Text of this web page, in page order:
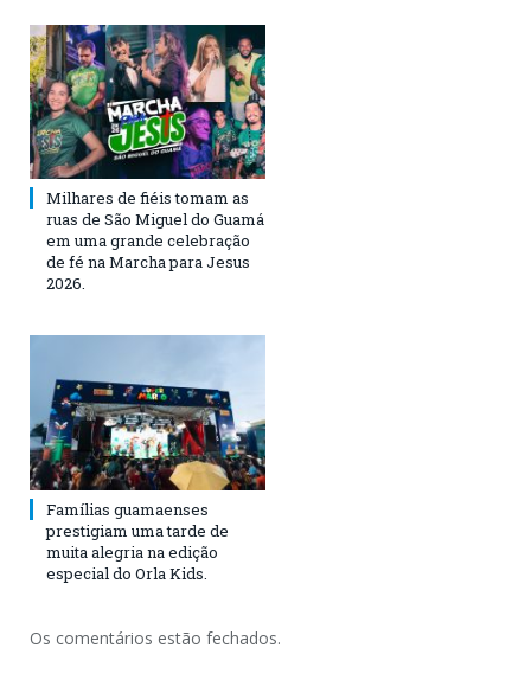
Milhares de fiéis tomam as
ruas de São Miguel do Guamá
em uma grande celebração
de fé na Marcha para Jesus
2026.
Famílias guamaenses
prestigiam uma tarde de
muita alegria na edição
especial do Orla Kids.
Os comentários estão fechados.